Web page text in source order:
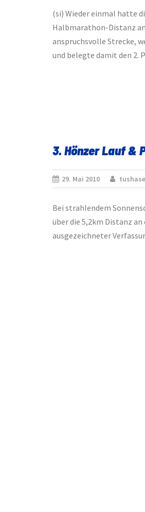
(si) Wieder einmal hatte
Halbmarathon-Distanz
anspruchsvolle Strecke,
und belegte damit den 2.
3. Hönzer Lauf &
29. Mai 2010
Bei strahlendem
über die 5,2km Distanz
ausgezeichneter